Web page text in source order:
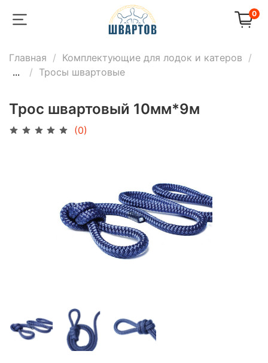
0
Главная
Комплектующие для лодок и катеров
...
Тросы швартовые
Трос швартовый 10мм*9м
(0)